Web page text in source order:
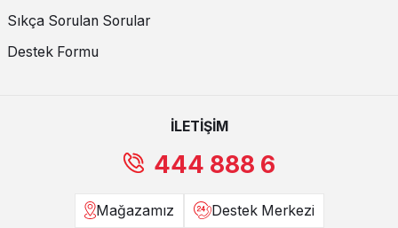
Sıkça Sorulan Sorular
Destek Formu
İLETİŞİM
444 888 6
Mağazamız Destek Merkezi